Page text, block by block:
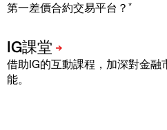
第一差價合約交易平台？ *
借助IG的互動課程，加深對金融
能。